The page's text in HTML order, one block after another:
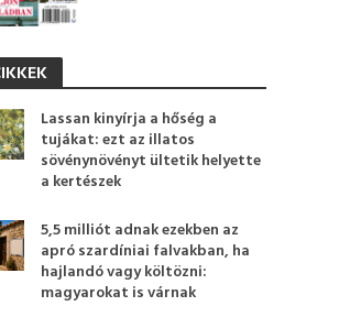
Lassan kinyírja a hőség a
tujákat: ezt az illatos
sövénynövényt ültetik helyette
a kertészek
5,5 milliót adnak ezekben az
apró szardíniai falvakban, ha
hajlandó vagy költözni:
magyarokat is várnak